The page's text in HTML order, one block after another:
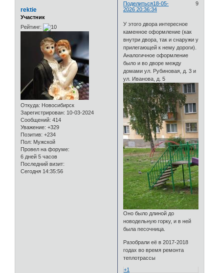
Поделиться 9
18-05-
2026 20:36:34
rektie
Участник
Рейтинг:
Откуда: Новосибирск
Зарегистрирован: 10-03-2024
Сообщений: 414
Уважение: +329
Позитив: +234
Пол: Мужской
Провел на форуме:
6 дней 5 часов
Последний визит:
Сегодня 14:35:56
У этого двора интересное
каменное оформление (как
внутри двора, так и снаружи у
прилегающей к нему дороги).
Аналогичное оформление
было и во дворе между
домами ул. Рубиновая, д. 3 и
ул. Иванова, д. 5
Оно было длиной до
новодельную горку, и в ней
была песочница.
Разобрали её в 2017-2018
годах во время ремонта
теплотрассы
+1